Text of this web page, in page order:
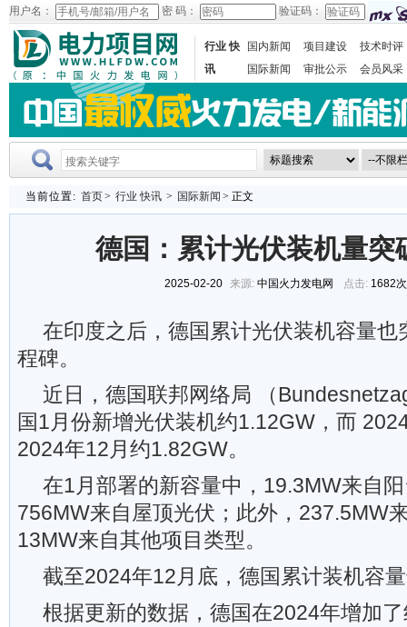
用户名： 密 码： 验证码：
行业 快
讯
国内新闻 项目建设
技术时评
国际新闻
审批公示 会员风采
当前位置: 首页> 行业 快讯 > 国际新闻 > 正文
德国：累计光伏装机量突
2025-02-20 来源: 中国火力发电网 点击: 1682
在印度之后，德国累计光伏装机容量也
程碑。
近日，德国联邦网络局 （
国1月份新增光伏装机约1.12GW，而
2024年12月约1.82GW。
在1月部署的新容量中，19.3MW来自
756MW来自屋顶光伏；此外，237.5MW
13MW来自其他项目类型。
截至2024年12月底，德国累计装机容
根据更新的数据，德国在2024年增加